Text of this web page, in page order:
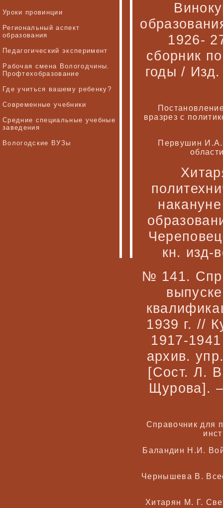
Уроки провинции
Региональный аспект
образования
Педагогический эксперимент
Рабочая смена Вологодчины.
Профтехобразование
Где учиться вашему ребенку?
Современные учебники
Средние специальные учебные
заведения
Вологодские ВУЗы
1926-
сборник
годы /
вразрез с
Первушин
кн. изд-
№ 141.
1939 г. //
1917-
архив.
[Сост. Л.
Щурова].
Справочник для
Баландин Н.И.
Чернышева В.
Хитарян М. Г.